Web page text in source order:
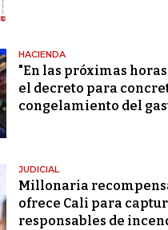
HACIENDA
"En las próximas
el decreto para
congelamiento del
JUDICIAL
Millonaria
ofrece Cali para
responsables de